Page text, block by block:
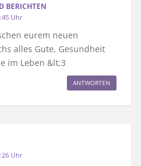
BERICHTEN
Uhr
eurem neuen
alles Gute, Gesundheit
im Leben &lt;3
ANTWORTEN
Uhr